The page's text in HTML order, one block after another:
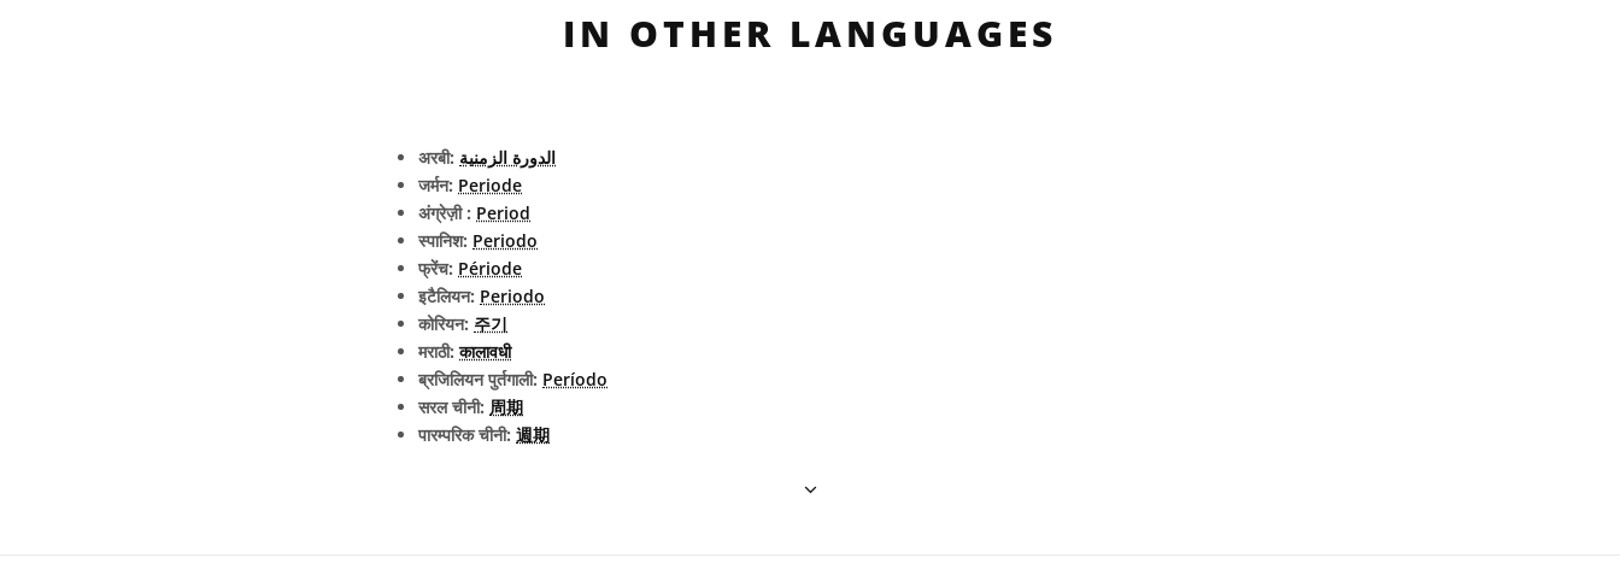
IN OTHER LANGUAGES
अरबी: الدورة الزمنية
जर्मन: Periode
अंग्रेज़ी : Period
स्पानिश: Periodo
फ्रेंच: Période
इटैलियन: Periodo
कोरियन: 주기
मराठी:कालावधी
ब्रजिलियन पुर्तगाली: Período
सरल चीनी: 周期
पारम्परिक चीनी: 週期